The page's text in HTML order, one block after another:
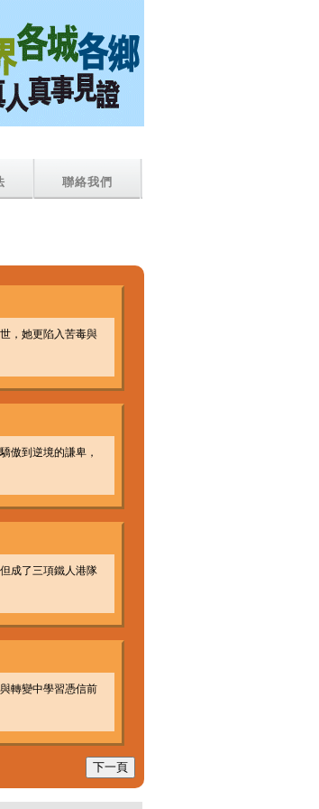
聯絡我們
，她更陷入苦毒與
傲到逆境的謙卑，
成了三項鐵人港隊
轉變中學習憑信前